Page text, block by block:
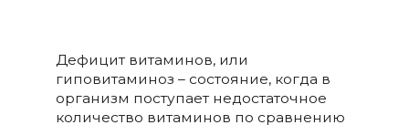
Дефицит витаминов, или
гиповитаминоз – состояние, когда в
организм поступает недостаточное
количество витаминов по сравнению